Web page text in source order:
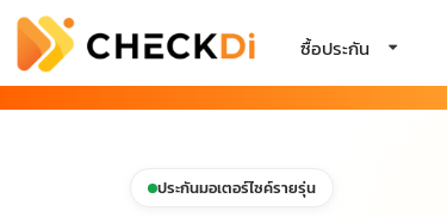
ซื้อประกัน
ประกันมอเตอร์ไซค์รายรุ่น